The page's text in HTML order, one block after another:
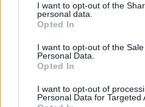
I want to opt-out of the
personal data.
Opted In
I want to opt-out of the
Personal Data.
Opted In
I want to opt-out of
Personal Data for Targeted
φαρμακείο.
αντιμετώπιση της
προκαλείται από την
των κατασκευών. Πρώτος